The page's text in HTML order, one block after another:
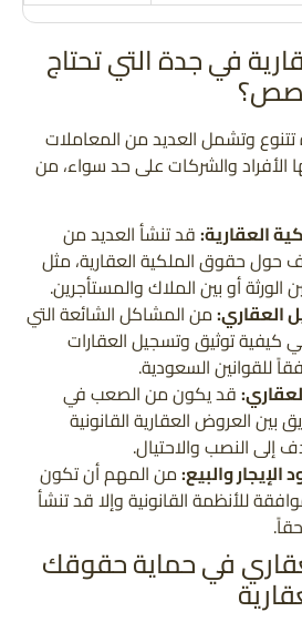
في جدة التي تحتاج
تتنوع وتشمل العديد من المعاملات
الأفراد والشركات على حد سواء، من
العقارية:قد تنشأ العديد من
حول حقوق الملكية العقارية، مثل
الورثة أو بين الملاك والمستأجرين.
العقاري:من المشاكل الشائعة التي
كيفية توثيق وتسجيل العقارات
للقوانين السعودية.
قد يكون من الصعب في
بين العروض العقارية القانونية
إلى النصب والاحتيال.
والبيع:من المهم أن تكون
للأنظمة القانونية وإلا قد تنشأ
في حماية حقوقك